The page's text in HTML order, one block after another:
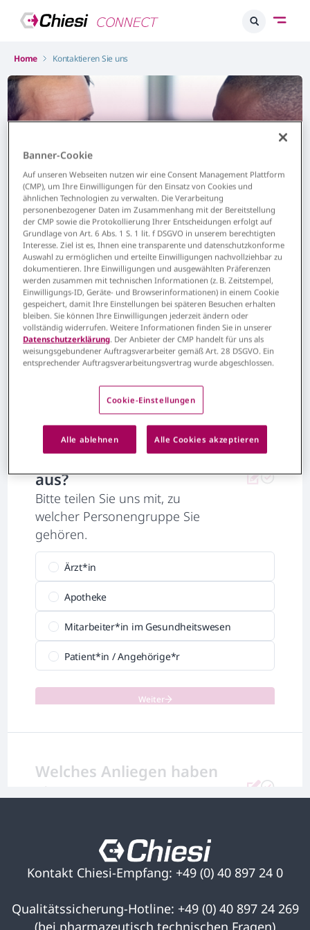
Home Kontaktieren Sie uns
Kontakt zu Chiesi
Hier finden Sie unser
Kontaktformular. Wir werden Ihnen
schnellstmöglich antworten.
Wer füllt das Formular
aus?
Bitte teilen Sie uns mit, zu
welcher Personengruppe Sie
gehören.
Ärzt*in
Apotheke
Mitarbeiter*in im Gesundheitswesen
Patient*in / Angehörige*r
Weiter
Welches Anliegen haben
Bitte spezifizieren Sie
Kontakt Chiesi-Empfang: +49 (0) 40 897 24 0
Qualitätssicherung-Hotline: +49 (0) 40 897 24 269
(bei pharmazeutisch technischen Fragen)
Banner-Cookie
Auf unseren Webseiten nutzen wir eine Consent Management Plattform
(CMP), um Ihre Einwilligungen für den Einsatz von Cookies und
ähnlichen Technologien zu verwalten. Die Verarbeitung
personenbezogener Daten im Zusammenhang mit der Bereitstellung
der CMP sowie die Protokollierung Ihrer Entscheidungen erfolgt auf
Grundlage von Art. 6 Abs. 1 S. 1 lit. f DSGVO in unserem berechtigten
Interesse. Ziel ist es, Ihnen eine transparente und datenschutzkonforme
Auswahl zu ermöglichen und erteilte Einwilligungen nachvollziehbar zu
dokumentieren. Ihre Einwilligungen und ausgewählten Präferenzen
werden zusammen mit technischen Informationen (z. B. Zeitstempel,
Einwilligungs-ID, Geräte- und Browserinformationen) in einem Cookie
gespeichert, damit Ihre Einstellungen bei späteren Besuchen erhalten
bleiben. Sie können Ihre Einwilligungen jederzeit ändern oder
vollständig widerrufen. Weitere Informationen finden Sie in unserer
Datenschutzerklärung. Der Anbieter der CMP handelt für uns als
weisungsgebundener Auftragsverarbeiter gemäß Art. 28 DSGVO. Ein
entsprechender Auftragsverarbeitungsvertrag wurde abgeschlossen.
Cookie-Einstellungen
Alle ablehnen Alle Cookies akzeptieren